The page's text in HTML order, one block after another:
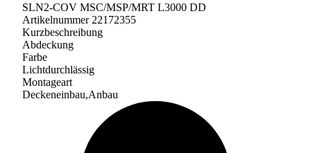
SLN2-COV MSC/MSP/MRT L3000 DD
Artikelnummer 22172355
Kurzbeschreibung
Abdeckung
Farbe
Lichtdurchlässig
Montageart
Deckeneinbau,Anbau